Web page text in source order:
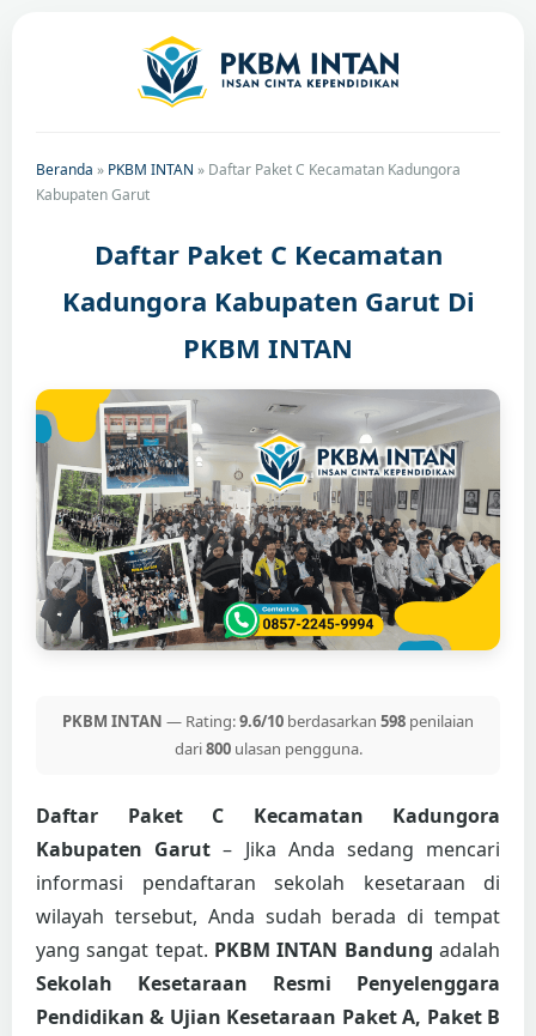
Beranda » PKBM INTAN » Daftar Paket C Kecamatan Kadungora
Kabupaten Garut
Daftar Paket C Kecamatan
Kadungora Kabupaten Garut Di
PKBM INTAN
PKBM INTAN — Rating:9.6/10 berdasarkan 598 penilaian
dari800ulasan pengguna.
Daftar Paket C Kecamatan Kadungora
Kabupaten Garut – Jika Anda sedang mencari
informasi pendaftaran sekolah kesetaraan di
wilayah tersebut, Anda sudah berada di tempat
yang sangat tepat. PKBM INTAN Bandung adalah
Sekolah Kesetaraan Resmi Penyelenggara
Pendidikan & Ujian Kesetaraan Paket A, Paket B